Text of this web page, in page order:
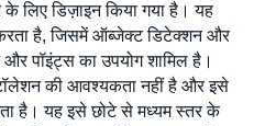
लिए डिज़ाइन किया गया है। यह
करता है, जिसमें ऑब्जेक्ट डिटेक्शन और
पॉइंट्स का उपयोग शामिल है।
की आवश्यकता नहीं है और इसे
है। यह इसे छोटे से मध्यम स्तर के